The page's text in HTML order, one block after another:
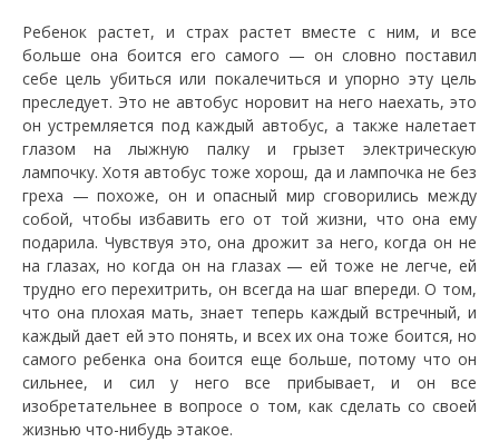
Ребенок растет, и страх растет вместе с ним, и все
больше она боится его самого — он словно поставил
себе цель убиться или покалечиться и упорно эту цель
преследует. Это не автобус норовит на него наехать, это
он устремляется под каждый автобус, а также налетает
глазом на лыжную палку и грызет электрическую
лампочку. Хотя автобус тоже хорош, да и лампочка не без
греха — похоже, он и опасный мир сговорились между
собой, чтобы избавить его от той жизни, что она ему
подарила. Чувствуя это, она дрожит за него, когда он не
на глазах, но когда он на глазах — ей тоже не легче, ей
трудно его перехитрить, он всегда на шаг впереди. О том,
что она плохая мать, знает теперь каждый встречный, и
каждый дает ей это понять, и всех их она тоже боится, но
самого ребенка она боится еще больше, потому что он
сильнее, и сил у него все прибывает, и он все
изобретательнее в вопросе о том, как сделать со своей
жизнью что-нибудь этакое.